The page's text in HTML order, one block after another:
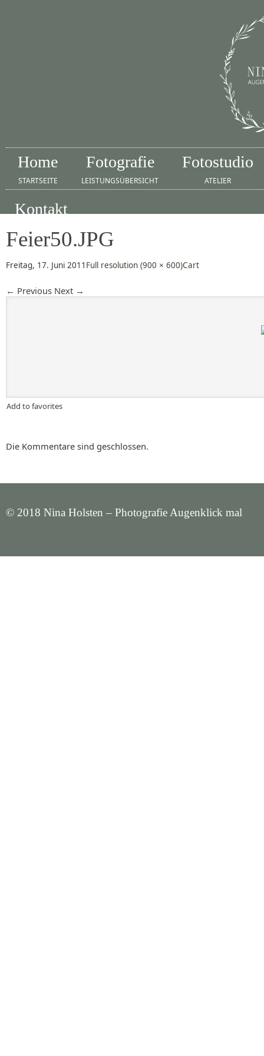
Home
STARTSEITE
Fotografie
LEISTUNGSÜBERSICHT
Fotostudio
ATELIER
Kontakt
Feier50.JPG
Freitag, 17. Juni 2011 Full resolution (900 × 600)Cart
← Previous Next →
Add to favorites
Die Kommentare sind geschlossen.
© 2018 Nina Holsten – Photografie Augenklick mal